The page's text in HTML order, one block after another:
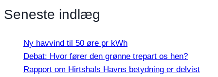
Seneste indlæg
Ny havvind til 50 øre pr kWh
Debat: Hvor fører den grønne trepart os hen?
Rapport om Hirtshals Havns betydning er delvist